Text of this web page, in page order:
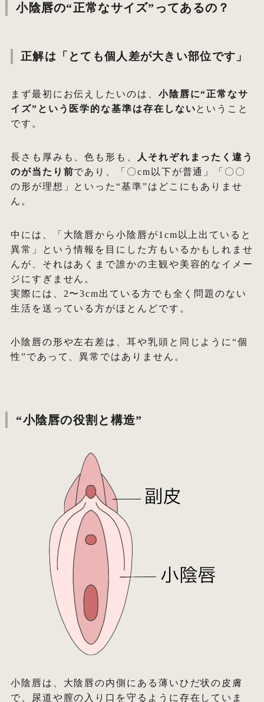
小陰唇の“正常なサイズ”ってあるの？
正解は「とても個人差が大きい部位です」
まず最初にお伝えしたいのは、 小陰唇に“正常なサ
イズ”という医学的な基準は存在しないということ
です。
長さも厚みも、色も形も、
人それぞれまったく違う
のが当たり前であり、「〇cm以下が普通」「〇〇
の形が理想」といった“基準”はどこにもありませ
ん。
中には、「大陰唇から小陰唇が1cm以上出ていると
異常」という情報を目にした方もいるかもしれませ
んが、それはあくまで誰かの主観や美容的なイメー
ジにすぎません。
実際には、2〜3cm出ている方でも全く問題のない
生活を送っている方がほとんどです。
小陰唇の形や左右差は、耳や乳頭と同じように“個
性”であって、異常ではありません。
“小陰唇の役割と構造”
小陰唇は、大陰唇の内側にある薄いひだ状の皮膚
で、尿道や膣の入り口を守るように存在していま